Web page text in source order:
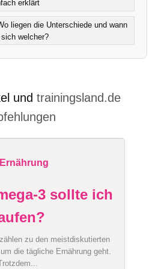
undtrainingsland.de
3 sollte ich
Ernährung
zu den meistdiskutierten
die tägliche Ernährung geht.
erklärt
liegen die Unterschiede und wann
welcher?